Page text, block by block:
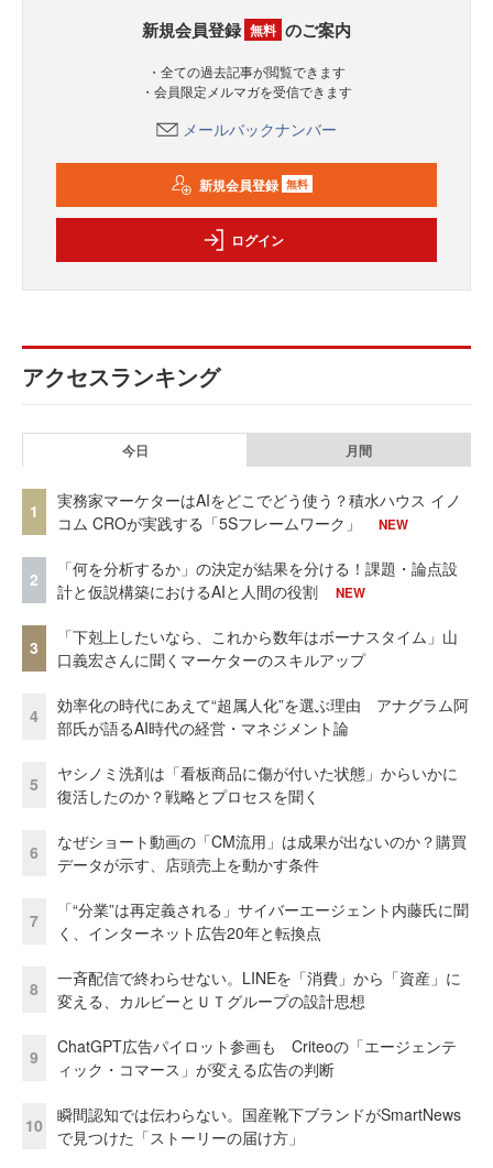
新規会員登録 無料 のご案内
・全ての過去記事が閲覧できます
・会員限定メルマガを受信できます
メールバックナンバー
新規会員登録 無料
ログイン
アクセスランキング
今日 月間
1
実務家マーケターはAIをどこでどう使う？積水ハウス イノ
コム CROが実践する「5Sフレームワーク」
NEW
2
「何を分析するか」の決定が結果を分ける！課題・論点設
計と仮説構築におけるAIと人間の役割
NEW
3
「下剋上したいなら、これから数年はボーナスタイム」山
口義宏さんに聞くマーケターのスキルアップ
4
効率化の時代にあえて“超属人化”を選ぶ理由 アナグラム阿
部氏が語るAI時代の経営・マネジメント論
5
ヤシノミ洗剤は「看板商品に傷が付いた状態」からいかに
復活したのか？戦略とプロセスを聞く
6
なぜショート動画の「CM流用」は成果が出ないのか？購買
データが示す、店頭売上を動かす条件
7
「“分業”は再定義される」サイバーエージェント内藤氏に聞
く、インターネット広告20年と転換点
8
一斉配信で終わらせない。LINEを「消費」から「資産」に
変える、カルビーとＵＴグループの設計思想
9
ChatGPT広告パイロット参画も Criteoの「エージェンテ
ィック・コマース」が変える広告の判断
10
瞬間認知では伝わらない。国産靴下ブランドがSmartNews
で見つけた「ストーリーの届け方」